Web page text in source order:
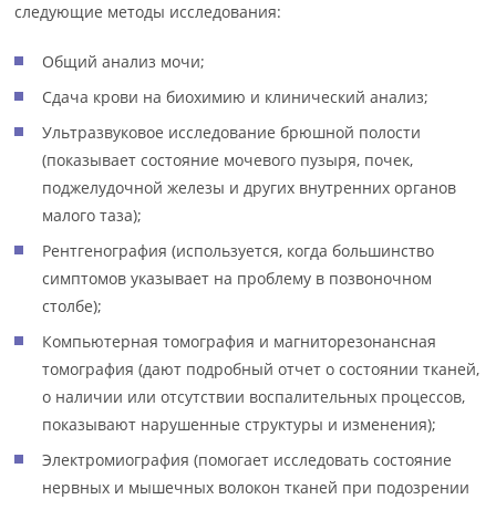
следующие методы исследования:
Общий анализ мочи;
Сдача крови на биохимию и клинический анализ;
Ультразвуковое исследование брюшной полости
(показывает состояние мочевого пузыря, почек,
поджелудочной железы и других внутренних органов
малого таза);
Рентгенография (используется, когда большинство
симптомов указывает на проблему в позвоночном
столбе);
Компьютерная томография и магниторезонансная
томография (дают подробный отчет о состоянии тканей,
о наличии или отсутствии воспалительных процессов,
показывают нарушенные структуры и изменения);
Электромиография (помогает исследовать состояние
нервных и мышечных волокон тканей при подозрении